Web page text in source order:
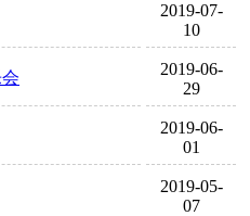
2019-07-
10
2019-06-
29
2019-06-
01
2019-05-
07